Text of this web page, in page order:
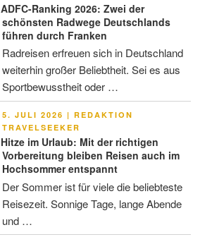
ADFC-Ranking 2026: Zwei der
schönsten Radwege Deutschlands
führen durch Franken
Radreisen erfreuen sich in Deutschland
weiterhin großer Beliebtheit. Sei es aus
Sportbewusstheit oder …
VERÖFFENTLICHT
AM
5. JULI 2026 | REDAKTION
TRAVELSEEKER
Hitze im Urlaub: Mit der richtigen
Vorbereitung bleiben Reisen auch im
Hochsommer entspannt
Der Sommer ist für viele die beliebteste
Reisezeit. Sonnige Tage, lange Abende
und …